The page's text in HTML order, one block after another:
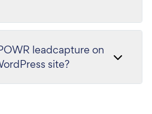
leadcapture on
site?